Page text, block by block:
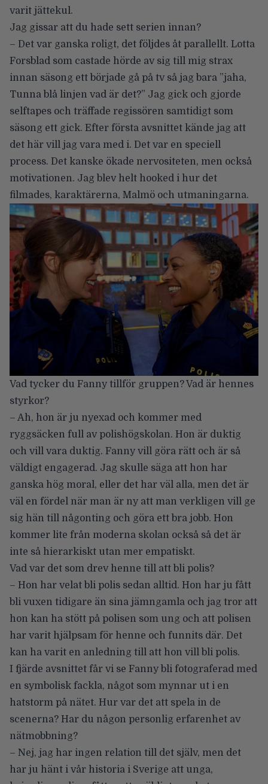
varit jättekul.
Jag gissar att du hade sett serien innan?
– Det var ganska roligt, det följdes åt parallellt. Lotta
Forsblad som castade hörde av sig till mig strax
innan säsong ett började gå på tv så jag bara ”jaha,
Tunna blå linjen vad är det?” Jag gick och gjorde
selftapes och träffade regissören samtidigt som
säsong ett gick. Efter första avsnittet kände jag att
det här vill jag vara med i. Det var en speciell
process. Det kanske ökade nervositeten, men också
motivationen. Jag blev helt hooked i hur det
filmades, karaktärerna, Malmö och utmaningarna.
Vad tycker du Fanny tillför gruppen? Vad är hennes
styrkor?
– Ah, hon är ju nyexad och kommer med
ryggsäcken full av polishögskolan. Hon är duktig
och vill vara duktig. Fanny vill göra rätt och är så
väldigt engagerad. Jag skulle säga att hon har
ganska hög moral, eller det har väl alla, men det är
väl en fördel när man är ny att man verkligen vill ge
sig hän till någonting och göra ett bra jobb. Hon
kommer lite från moderna skolan också så det är
inte så hierarkiskt utan mer empatiskt.
Vad var det som drev henne till att bli polis?
– Hon har velat bli polis sedan alltid. Hon har ju fått
bli vuxen tidigare än sina jämngamla och jag tror att
hon kan ha stött på polisen som ung och att polisen
har varit hjälpsam för henne och funnits där. Det
kan ha varit en anledning till att hon vill bli polis.
I fjärde avsnittet får vi se Fanny bli fotograferad med
en symbolisk fackla, något som mynnar ut i en
hatstorm på nätet. Hur var det att spela in de
scenerna? Har du någon personlig erfarenhet av
nätmobbning?
– Nej, jag har ingen relation till det själv, men det
har ju hänt i vår historia i Sverige att unga,